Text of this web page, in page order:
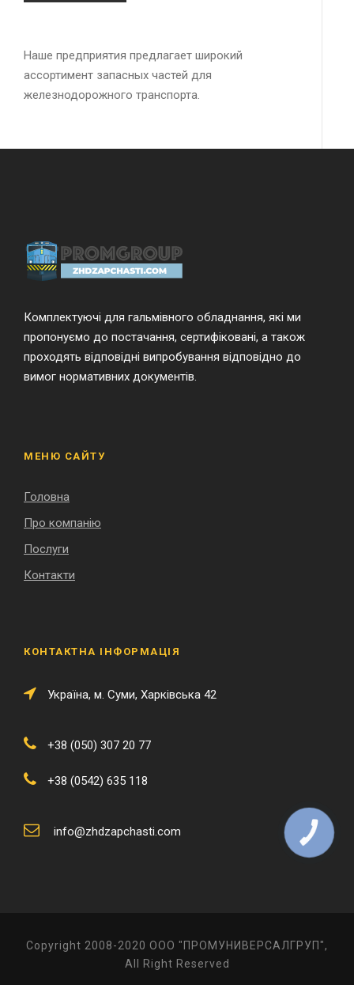
Наше предприятия предлагает широкий
ассортимент запасных частей для
железнодорожного транспорта.
Комплектуючі для гальмівного обладнання, які ми
пропонуємо до постачання, сертифіковані, а також
проходять відповідні випробування відповідно до
вимог нормативних документів.
МЕНЮ САЙТУ
Головна
Про компанію
Послуги
Контакти
КОНТАКТНА ІНФОРМАЦІЯ
Українa, м. Суми, Харківська 42
+38 (050) 307 20 77
+38 (0542) 635 118
info@zhdzapchasti.com
Copyright 2008-2020 ООО "ПРОМУНИВЕРСАЛГРУП",
All Right Reserved
КНОПКА
ЗВ'ЯЗКУ